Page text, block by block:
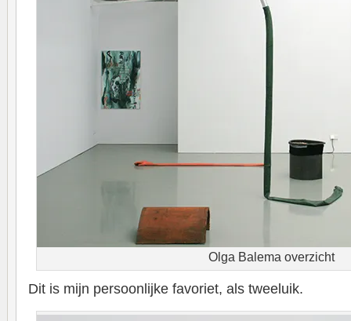
Olga Balema overzicht
Dit is mijn persoonlijke favoriet, als tweeluik.